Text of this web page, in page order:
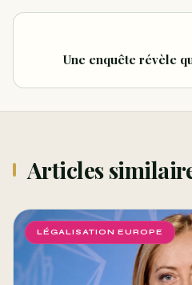
Une enquête révèle
Articles
LÉGALISATION EUROPE